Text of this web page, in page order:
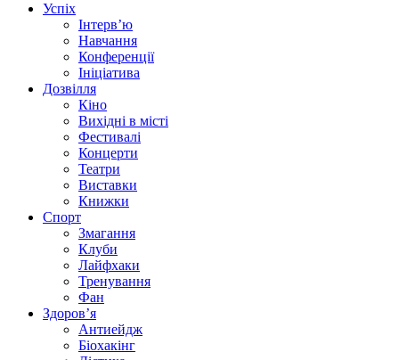
Успіх
Інтерв’ю
Навчання
Конференції
Ініціатива
Дозвілля
Кіно
Вихідні в місті
Фестивалі
Концерти
Театри
Виставки
Книжки
Спорт
Змагання
Клуби
Лайфхаки
Тренування
Фан
Здоров’я
Антиейдж
Біохакінг